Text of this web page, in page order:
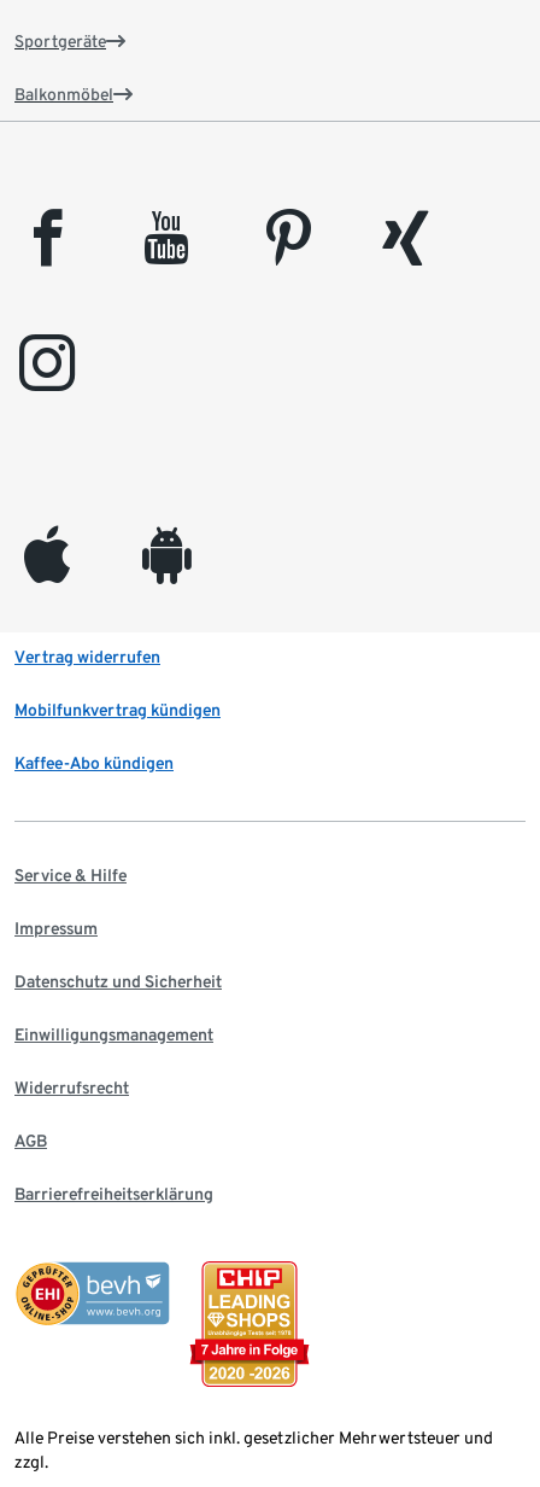
Sportgeräte
Balkonmöbel
facebook youtube pinterest
xing
instagram
appleinc android
Vertrag widerrufen
Mobilfunkvertrag kündigen
Kaffee-Abo kündigen
Service & Hilfe
Impressum
Datenschutz und Sicherheit
Einwilligungsmanagement
Widerrufsrecht
AGB
Barrierefreiheitserklärung
Alle Preise verstehen sich inkl. gesetzlicher Mehrwertsteuer und
zzgl.